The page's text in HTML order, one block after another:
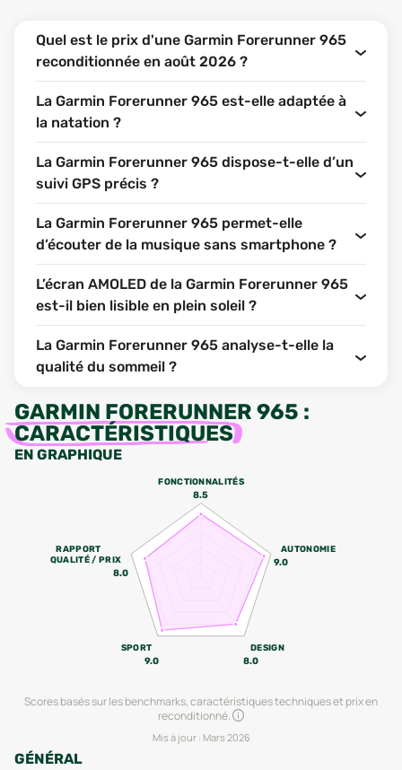
Quel est le prix d'une Garmin Forerunner 965
reconditionnée en août 2026 ?
La Garmin Forerunner 965 est-elle adaptée à
la natation ?
La Garmin Forerunner 965 dispose-t-elle d’un
suivi GPS précis ?
La Garmin Forerunner 965 permet-elle
d’écouter de la musique sans smartphone ?
L’écran AMOLED de la Garmin Forerunner 965
est-il bien lisible en plein soleil ?
La Garmin Forerunner 965 analyse-t-elle la
qualité du sommeil ?
GARMIN FORERUNNER 965 :
CARACTÉRISTIQUES
EN GRAPHIQUE
FONCTIONNALITÉS
8.5
AUTONOMIE
9.0
DESIGN
8.0
SPORT
9.0
RAPPORT
QUALITÉ / PRIX
8.0
Scores basés sur les benchmarks, caractéristiques techniques et prix en
reconditionné.
Mis à jour : Mars 2026
GÉNÉRAL